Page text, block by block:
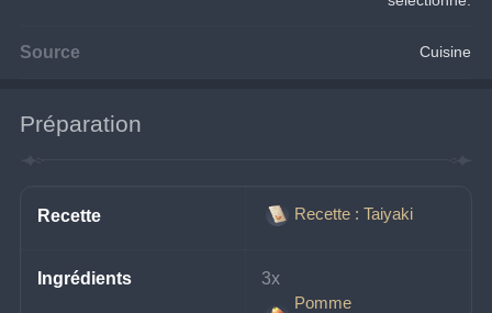
Source Cuisine
Préparation
Recette Recette : Taiyaki
Ingrédients
3x
Pomme